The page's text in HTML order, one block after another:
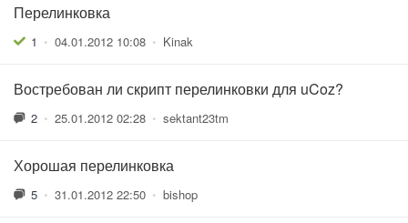
Перелинковка
1 • 04.01.2012 10:08 • Kinak
Востребован ли скрипт перелинковки для uCoz?
2 • 25.01.2012 02:28 • sektant23tm
Хорошая перелинковка
5 • 31.01.2012 22:50 • bishop